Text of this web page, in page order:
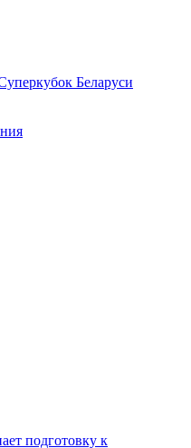
Беларуси
подготовку к